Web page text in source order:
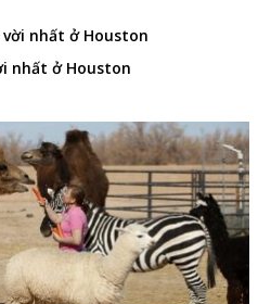
nhất ở Houston